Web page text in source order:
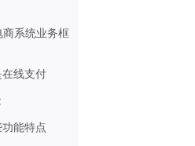
商系统业务框
在线支付
能特点